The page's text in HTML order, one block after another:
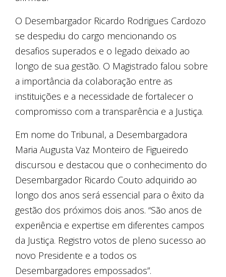
O Desembargador Ricardo Rodrigues Cardozo
se despediu do cargo mencionando os
desafios superados e o legado deixado ao
longo de sua gestão. O Magistrado falou sobre
a importância da colaboração entre as
instituições e a necessidade de fortalecer o
compromisso com a transparência e a Justiça.
Em nome do Tribunal, a Desembargadora
Maria Augusta Vaz Monteiro de Figueiredo
discursou e destacou que o conhecimento do
Desembargador Ricardo Couto adquirido ao
longo dos anos será essencial para o êxito da
gestão dos próximos dois anos. “São anos de
experiência e expertise em diferentes campos
da Justiça. Registro votos de pleno sucesso ao
novo Presidente e a todos os
Desembargadores empossados”.